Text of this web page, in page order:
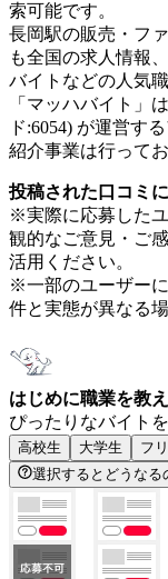
索可能です。
長岡駅の販売・フ
も全国の求人情報
バイトなどの人気
「マッハバイト」
ド:6054) が運営す
紹介事業は行って
投稿された口コミ
※実際に応募した
観的なご意見・ご
活用ください。
※一部のユーザー
件と実態が異なる
はじめに職業を教
ぴったりなバイト
高校生 大学生 フ
選択するとどうなる